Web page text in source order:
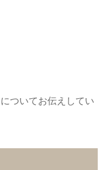
ついてお伝えしてい